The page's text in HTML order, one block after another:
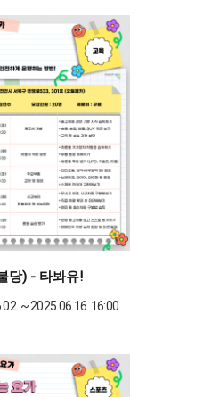
당) - 타봐유!
~ 2025.06.16. 16:00